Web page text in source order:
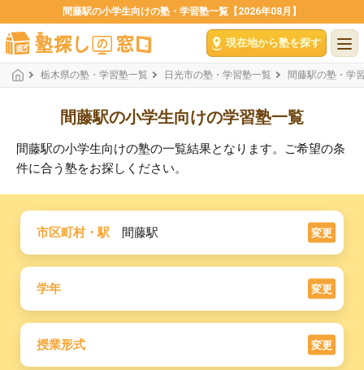
間藤駅の小学生向けの塾・学習塾一覧【2026年08月】
現在地から塾を探す
栃木県の塾・学習塾一覧 日光市の塾・学習塾一覧 間藤駅の塾・学
間藤駅の小学生向けの学習塾一覧
間藤駅の小学生向けの塾の一覧結果となります。ご希望の条
件に合う塾をお探しください。
市区町村・駅 間藤駅 変更
学年 変更
授業形式 変更